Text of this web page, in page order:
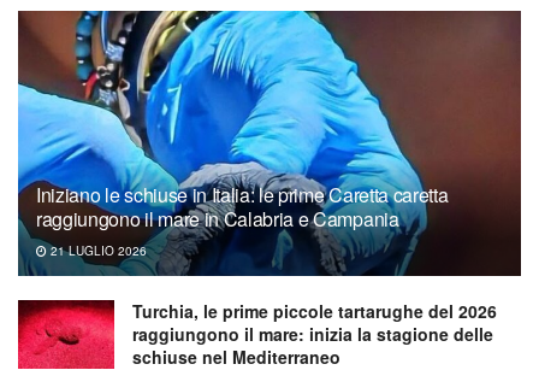
Iniziano le schiuse in Italia: le prime Caretta caretta
raggiungono il mare in Calabria e Campania
21 LUGLIO 2026
Turchia, le prime piccole tartarughe del 2026
raggiungono il mare: inizia la stagione delle
schiuse nel Mediterraneo